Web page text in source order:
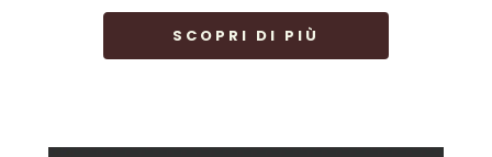
SCOPRI DI PIÙ